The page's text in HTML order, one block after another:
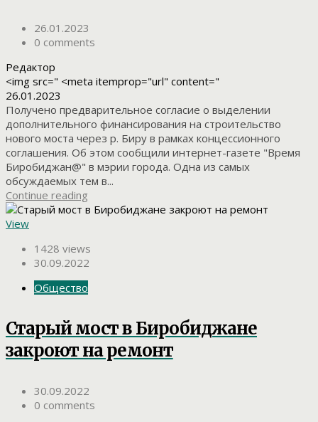
26.01.2023
0 comments
Редактор
<img src=" <meta itemprop="url" content="
26.01.2023
Получено предварительное согласие о выделении
дополнительного финансирования на строительство
нового моста через р. Биру в рамках концессионного
соглашения. Об этом сообщили интернет-газете "Время
Биробиджан@" в мэрии города. Одна из самых
обсуждаемых тем в...
Continue reading
View
1428 views
30.09.2022
Общество
Старый мост в Биробиджане
закроют на ремонт
30.09.2022
0 comments